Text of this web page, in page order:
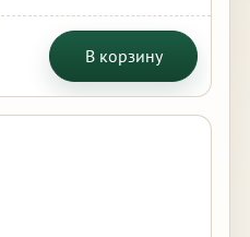
В корзину